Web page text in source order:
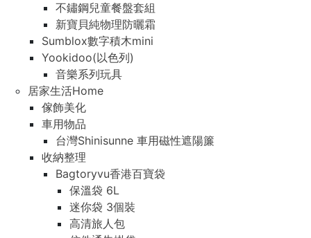
不鏽鋼兒童餐盤套組
新寶貝純物理防曬霜
Sumblox數字積木mini
Yookidoo(以色列)
音樂系列玩具
居家生活Home
傢飾美化
車用物品
台灣Shinisunne 車用磁性遮陽簾
收納整理
Bagtoryvu香港百寶袋
保溫袋 6L
迷你袋 3個裝
高清旅人包